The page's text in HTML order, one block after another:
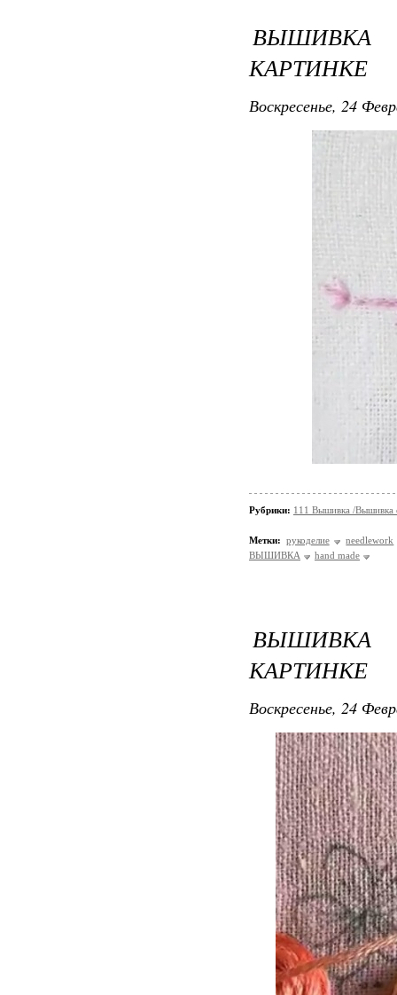
ВЫШИВКА
КАРТИНКЕ
Воскресенье, 24
Рубрики: 111 Вышивка /Вышивка
Метки: рукоделие
needlework
ВЫШИВКА
hand made
ВЫШИВКА
КАРТИНКЕ
Воскресенье, 24